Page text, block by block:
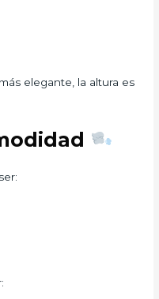
elegante, la altura es